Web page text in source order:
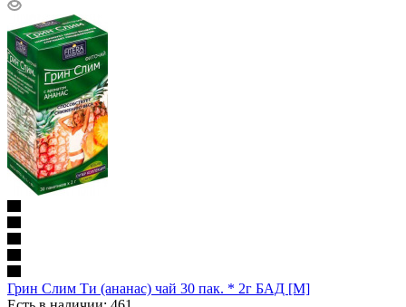
Грин Слим Ти (ананас) чай 30 пак. * 2г БАД [М]